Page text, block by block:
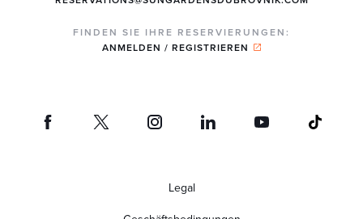
FINDEN SIE IHRE RESERVIERUNGEN:
ANMELDEN / REGISTRIEREN
Legal